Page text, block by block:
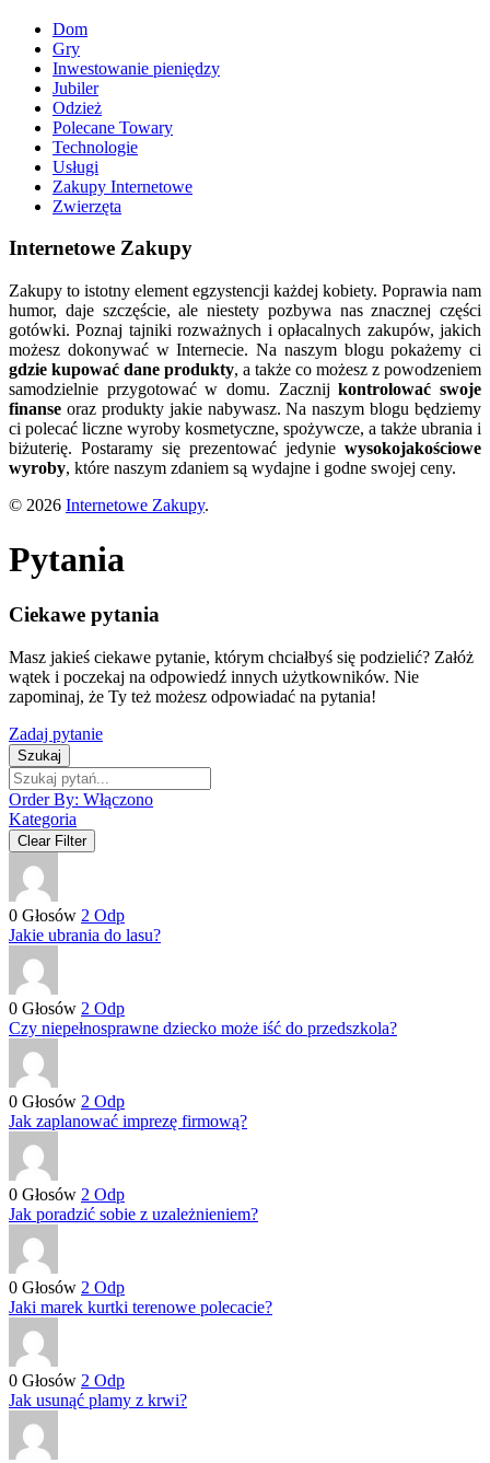
Dom
Gry
Inwestowanie pieniędzy
Jubiler
Odzież
Polecane Towary
Technologie
Usługi
Zakupy Internetowe
Zwierzęta
Internetowe Zakupy
Zakupy to istotny element egzystencji każdej kobiety. Poprawia nam
humor, daje szczęście, ale niestety pozbywa nas znacznej części
gotówki. Poznaj tajniki rozważnych i opłacalnych zakupów, jakich
możesz dokonywać w Internecie. Na naszym blogu pokażemy ci
gdzie kupować dane produkty, a także co możesz z powodzeniem
samodzielnie przygotować w domu. Zacznijkontrolować swoje
finanse oraz produkty jakie nabywasz. Na naszym blogu będziemy
ci polecać liczne wyroby kosmetyczne, spożywcze, a także ubrania i
biżuterię. Postaramy się prezentować jedynie wysokojakościowe
wyroby, które naszym zdaniem są wydajne i godne swojej ceny.
© 2026 Internetowe Zakupy.
Pytania
Ciekawe pytania
Masz jakieś ciekawe pytanie, którym chciałbyś się podzielić? Załóż
wątek i poczekaj na odpowiedź innych użytkowników. Nie
zapominaj, że Ty też możesz odpowiadać na pytania!
Zadaj pytanie
Szukaj
Order By: Włączono
Kategoria
Clear Filter
0 Głosów 2 Odp
Jakie ubrania do lasu?
0 Głosów 2 Odp
Czy niepełnosprawne dziecko może iść do przedszkola?
0 Głosów 2 Odp
Jak zaplanować imprezę firmową?
0 Głosów 2 Odp
Jak poradzić sobie z uzależnieniem?
0 Głosów 2 Odp
Jaki marek kurtki terenowe polecacie?
0 Głosów 2 Odp
Jak usunąć plamy z krwi?